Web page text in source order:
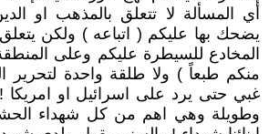
أي المسألة لا تتعلق بالمذهب او
يضحك بها عليكم ( اتباعه ) ولكن
المخادع للسيطرة عليكم وعلى
منكم طبعاً ) ولا طلقة واحدة
غبي حتى يرد على اسرائيل او امريكا
وطويلة وهي اهم من كل شهداء